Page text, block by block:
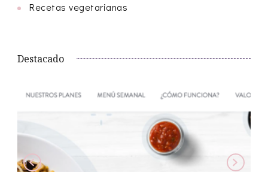
Recetas vegetarianas
Destacado